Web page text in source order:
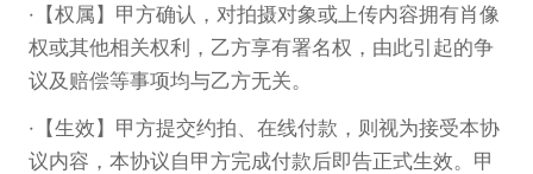
【权属】甲方确认，对拍摄对象或上传内容拥有肖像
权或其他相关权利，乙方享有署名权，由此引起的争
议及赔偿等事项均与乙方无关。
【生效】甲方提交约拍、在线付款，则视为接受本协
议内容，本协议自甲方完成付款后即告正式生效。甲